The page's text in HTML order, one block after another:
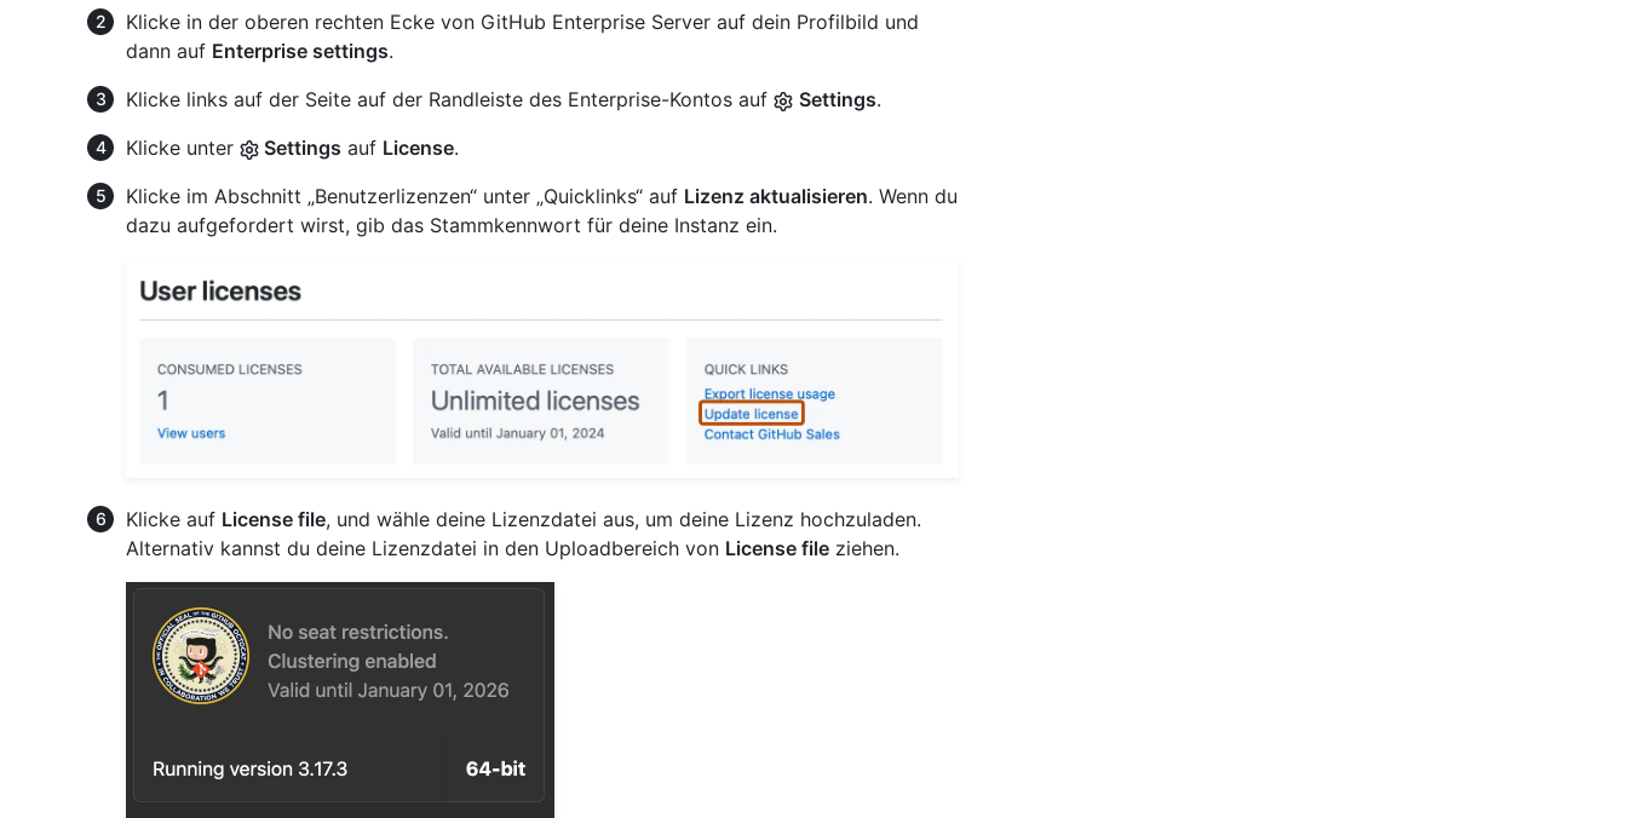
Klicke in der oberen rechten Ecke von GitHub Enterprise Server auf dein Profilbild und
dann auf Enterprise settings.
Klicke links auf der Seite auf der Randleiste des Enterprise-Kontos auf
Settings.
Klicke unter
Settings auf License.
Klicke im Abschnitt „Benutzerlizenzen“ unter „Quicklinks“ auf Lizenz aktualisieren. Wenn du
dazu aufgefordert wirst, gib das Stammkennwort für deine Instanz ein.
Klicke auf License file, und wähle deine Lizenzdatei aus, um deine Lizenz hochzuladen.
Alternativ kannst du deine Lizenzdatei in den Uploadbereich von License file ziehen.